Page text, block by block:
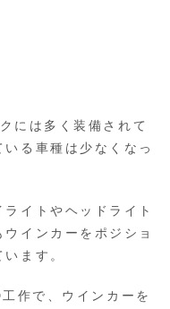
には多く装備されて
る車種は少なくなっ
イトやヘッドライト
インカーをポジショ
ます。
作で、ウインカーを